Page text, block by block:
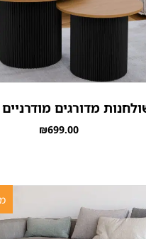
מדורגים
₪699.00